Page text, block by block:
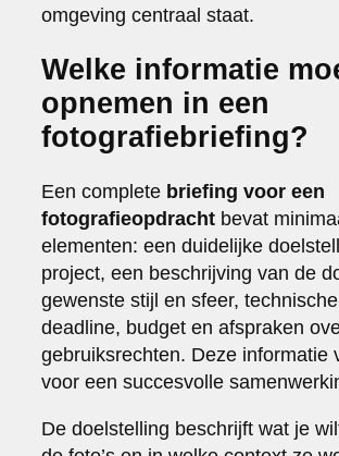
omgeving centraal staat.
Welke informatie
opnemen in een
fotografiebriefing?
Een complete briefing voor een
fotografieopdracht bevat
elementen: een duidelijke
project, een beschrijving van de
gewenste stijl en sfeer,
deadline, budget en afspraken
gebruiksrechten. Deze informatie
voor een succesvolle
De doelstelling beschrijft wat je